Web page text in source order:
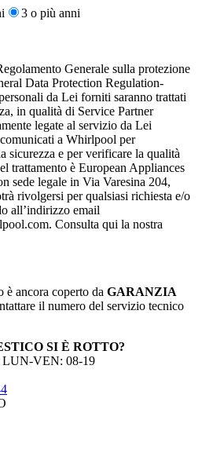
3 o più anni
Generale sulla protezione
Data Protection Regulation-
da Lei forniti saranno​ trattati
in qualità di Service Partner
legate al servizio da Lei
a Whirlpool per
sicurezza e per verificare la qualità
trattamento è European Appliances
sede legale in Via Varesina 204,
rivolgersi per qualsiasi richiesta e/o
all’indirizzo email
Consulta qui la nostra
ancora coperto da GARANZIA
il numero del servizio tecnico
SI È ROTTO?
VEN: 08-19